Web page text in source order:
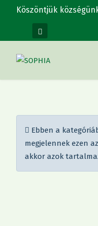
Köszöntjük
Információ
Ebben a
megjelennek ezen
akkor azok